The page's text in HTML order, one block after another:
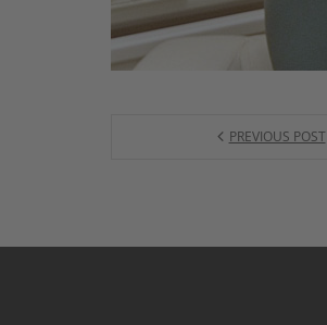
PREVIOUS POST